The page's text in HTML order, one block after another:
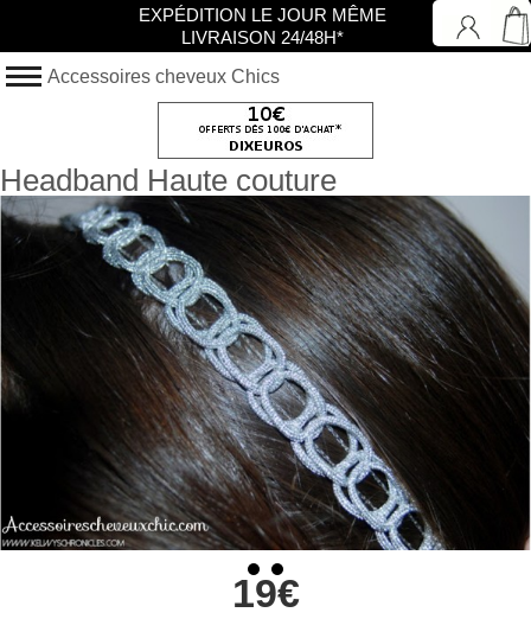
Accessoires cheveux Chics
Headband Haute couture
19€
EXPÉDITION LE JOUR MÊME
LIVRAISON 24/48H*